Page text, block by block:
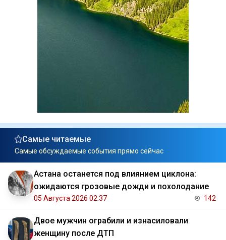
Самые читаемые
Самые обсуждаемые события прямо сейчас
Астана останется под влиянием циклона:
ожидаются грозовые дожди и похолодание
05 Августа 2026 02:37 142
Двое мужчин ограбили и изнасиловали
женщину после ДТП